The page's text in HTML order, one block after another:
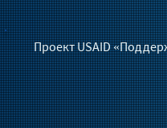
Проект USAID